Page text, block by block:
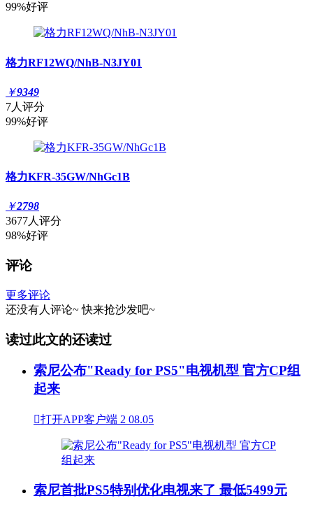
99%好评
格力RF12WQ/NhB-N3JY01
￥9349
7人评分
99%好评
格力KFR-35GW/NhGc1B
￥2798
3677人评分
98%好评
评论
更多评论
还没有人评论~ 快来抢沙发吧~
读过此文的还读过
索尼公布"Ready for PS5"电视机型 官方CP组
起来
打开APP客户端 2 08.05
索尼首批PS5特别优化电视来了 最低5499元